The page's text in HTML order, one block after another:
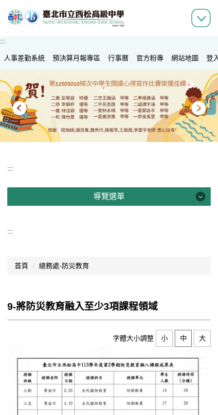
到
容
區
:::
人事差勤系統 預決算月報專區 行事曆 官方粉專 網站地圖 登
:::
導覽選單
認識西松
文件資料
行事曆
西松學習歷程檔案
家長會
:::
首頁 總務處-防災教育
9-將防災教育融入至少3項課程領域
字體大小調整 小 中 大